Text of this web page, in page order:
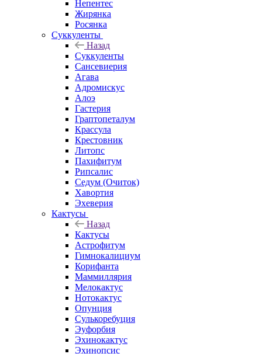
Непентес
Жирянка
Росянка
Суккуленты
Назад
Суккуленты
Сансевиерия
Агава
Адромискус
Алоэ
Гастерия
Граптопеталум
Крассула
Крестовник
Литопс
Пахифитум
Рипсалис
Седум (Очиток)
Хавортия
Эхеверия
Кактусы
Назад
Кактусы
Астрофитум
Гимнокалициум
Корифанта
Маммиллярия
Мелокактус
Нотокактус
Опунция
Сулькоребуция
Эуфорбия
Эхинокактус
Эхинопсис